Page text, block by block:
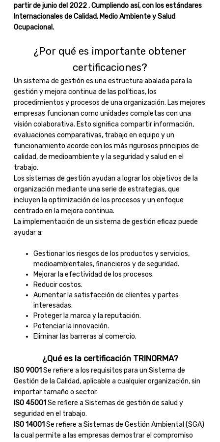
partir de junio del 2022 . Cumpliendo así, con los estándares
Internacionales de Calidad, Medio Ambiente y Salud
Ocupacional.
¿Por qué es importante obtener
certificaciones?
Un sistema de gestión es una estructura abalada para la
gestión y mejora continua de las políticas, los
procedimientos y procesos de una organización. Las mejores
empresas funcionan como unidades completas con una
visión colaborativa. Esto significa compartir información,
evaluaciones comparativas, trabajo en equipo y un
funcionamiento acorde con los más rigurosos principios de
calidad, de medioambiente y la seguridad y salud en el
trabajo.
Los sistemas de gestión ayudan a lograr los objetivos de la
organización mediante una serie de estrategias, que
incluyen la optimización de los procesos y un enfoque
centrado en la mejora continua.
La implementación de un sistema de gestión eficaz puede
ayudar a:
Gestionar los riesgos de los productos y servicios,
medioambientales, financieros y de seguridad.
Mejorar la efectividad de los procesos.
Reducir costos.
Aumentar la satisfacción de clientes y partes
interesadas.
Proteger la marca y la reputación.
Potenciar la innovación.
Eliminar las barreras al comercio.
¿Qué es la certificación TRINORMA?
ISO 9001Se refiere a los requisitos para un Sistema de
Gestión de la Calidad, aplicable a cualquier organización, sin
importar tamaño o sector.
ISO 45001Se refiere a Sistemas de gestión de salud y
seguridad en el trabajo.
ISO 14001Se refiere a Sistemas de Gestión Ambiental (SGA)
la cual permite a las empresas demostrar el compromiso